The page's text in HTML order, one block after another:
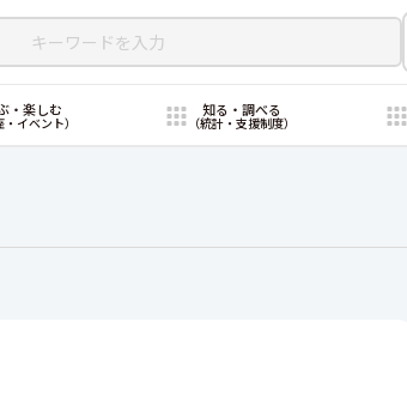
・楽しむ
・イベント）
知る・調べる
（統計・支援制度）